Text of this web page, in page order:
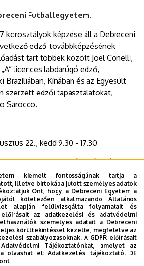
Futballegyetem.
korosztályok képzése áll a Debreceni
edző-továbbképzésének
tart többek között Joel Conelli,
licences labdarúgó edző,
Brazíliában, Kínában és az Egyesült
szerzett edzői tapasztalatokat,
Sarocco.
22., kedd 9.30 - 17.30
Nagyerdei Stadion és Oláh Gábor
(399.18 KB)
kiemelt fontosságúnak tartja a
illetve birtokába jutott személyes adatok
Önt, hogy a Debreceni Egyetem a
kötelezően alkalmazandó Általános
alapján felülvizsgálta folyamatait és
az adatkezelési és adatvédelmi
személyes adatait a Debreceni
körültekintéssel kezelte, megfelelve az
szabályozásoknak. A GDPR előírásait
Tájékoztatónkat, amelyet az
olvashat el:Adatkezelési tájékoztató. DE